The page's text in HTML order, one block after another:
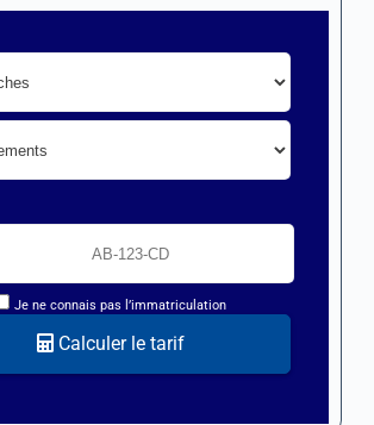
Je ne connais pas l’immatriculation
Calculer le tarif